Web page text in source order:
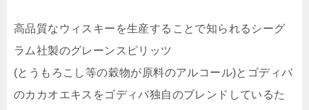
高品質なウィスキーを生産することで知られるシーグ
ラム社製のグレーンスピリッツ
(とうもろこし等の穀物が原料のアルコール)とゴディバ
のカカオエキスをゴディバ独自のブレンドしているた